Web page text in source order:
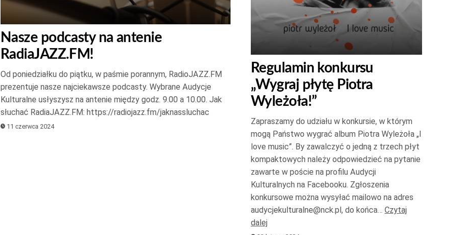
Nasze podcasty na antenie
RadiaJAZZ.FM!
Od poniedziałku do piątku, w paśmie porannym, RadioJAZZ.FM
prezentuje nasze najciekawsze podcasty. Wybrane Audycje
Kulturalne usłyszysz na antenie między godz. 9.00 a 10.00. Jak
słuchać RadiaJAZZ.FM: https://radiojazz.fm/jaknassluchac
11 czerwca 2024
Regulamin konkursu
„Wygraj płytę Piotra
Wyleżoła!”
Zapraszamy do udziału w konkursie, w którym
mogą Państwo wygrać album Piotra Wyleżoła „I
love music”. By zawalczyć o jedną z trzech płyt
kompaktowych należy odpowiedzieć na pytanie
zawarte w poście na profilu Audycji
Kulturalnych na Facebooku. Zgłoszenia
konkursowe można wysyłać mailowo na adres
audycjekulturalne@nck.pl, do końca… Czytaj
dalej